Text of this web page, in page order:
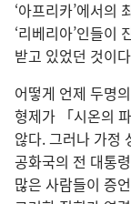
‘아프리카’에서의
‘리베리아’인들이
받고 있었던 것이
어떻게 언제 두명
형제가 「시온의
않다. 그러나 가정
공화국의 전 대통
많은 사람들이 증